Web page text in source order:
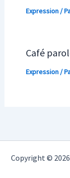
Expression/
Café
Expression/
Copyright ©